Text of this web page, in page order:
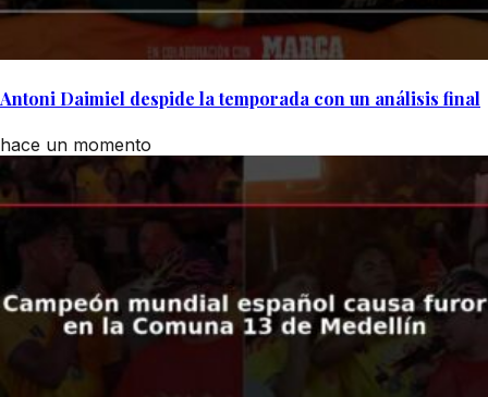
Antoni Daimiel despide la temporada con un análisis final
hace un momento